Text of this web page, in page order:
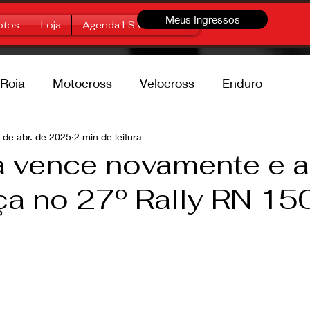
Loja Agenda LS OffroadMeus Ingressos
Motocross Velocross Enduro
Marcas
vence novamente e
no 27º Rally RN
de abr. de 2025 2 min de leitura